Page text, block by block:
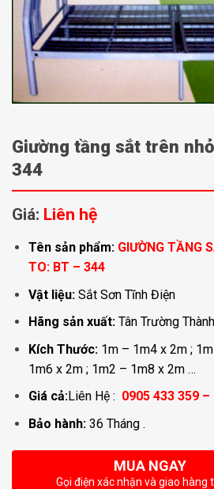
Giường tầng sắt trên
344
Giá: Liên hệ
Tên sản phẩm: GIƯỜNG TẦNG
TO: BT – 344
Vật liệu: Sắt Sơn Tĩnh Điện
Hãng sản xuất: Tân Trường Thành
Kích Thước: 1m – 1m4 x 2m ;
1m6 x 2m ; 1m2 – 1m8 x 2m …
Giá cả:Liên Hệ : 0905 433 359
Bảo hành: 36 Tháng .
MUA NGAY
Gọi điện xác nhận và giao hàng